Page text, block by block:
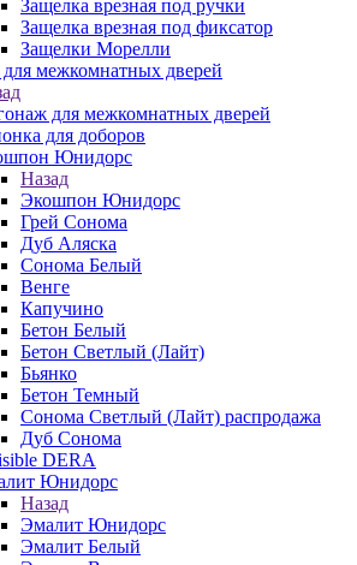
Защелка врезная под ручки
Защелка врезная под фиксатор
Защелки Морелли
межкомнатных дверей
для межкомнатных дверей
для доборов
Юнидорс
Назад
Экошпон Юнидорс
Грей Сонома
Дуб Аляска
Сонома Белый
Венге
Капучино
Бетон Белый
Бетон Светлый (Лайт)
Бьянко
Бетон Темный
Сонома Светлый (Лайт) распродажа
Дуб Сонома
DERA
Юнидорс
Назад
Эмалит Юнидорс
Эмалит Белый